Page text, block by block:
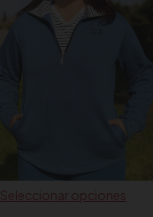
Seleccionar opciones